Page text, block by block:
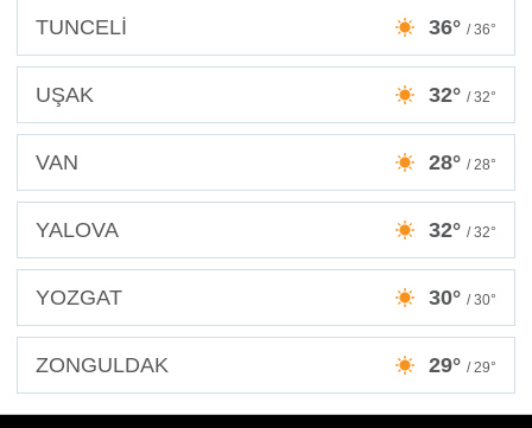
TUNCELİ 36° / 36°
UŞAK 32° / 32°
VAN 28° / 28°
YALOVA 32° / 32°
YOZGAT 30° / 30°
ZONGULDAK 29° / 29°